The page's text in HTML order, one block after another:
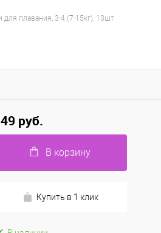
для плавания, 3-4 (7-15кг), 13шт
руб.
В корзину
Купить в 1 клик